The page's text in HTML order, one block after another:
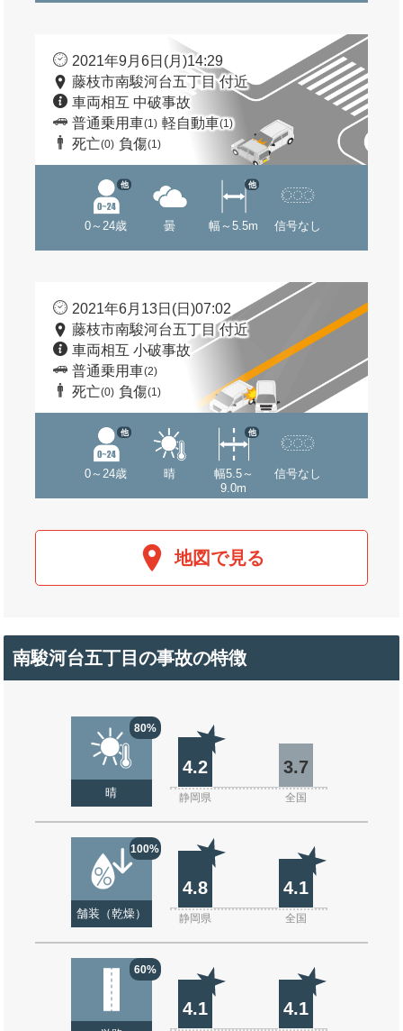
2021年9月6日(月)14:29
藤枝市南駿河台五丁目 付近
車両相互 中破事故
普通乗用車(1) 軽自動車(1)
死亡(0) 負傷(1)
0～24歳
他
曇 幅～5.5m
他
信号なし
2021年6月13日(日)07:02
藤枝市南駿河台五丁目 付近
車両相互 小破事故
普通乗用車(2)
死亡(0) 負傷(1)
0～24歳
他
晴
幅5.5～
9.0m
他
信号なし
地図で見る
南駿河台五丁目の事故の特徴
80%
晴
4.2 3.7
静岡県 全国
100%
舗装（乾燥）
4.8 4.1
静岡県 全国
60%
4.1 4.1